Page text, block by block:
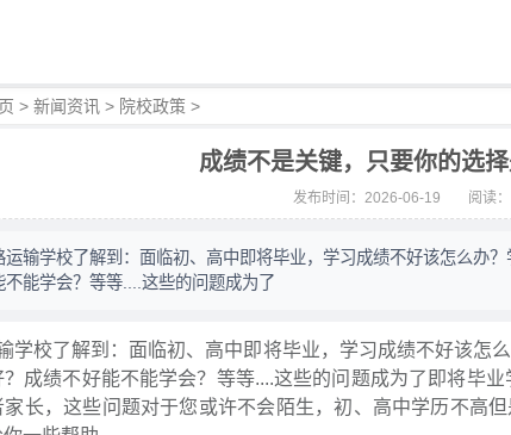
> 新闻资讯 > 院校政策 >
成绩不是关键，只要你的选
发布时间：2026-06-19 阅读：
运输学校了解到：面临初、高中即将毕业，学习成绩不好该怎么办
不能学会？等等....这些的问题成为了
学校了解到：面临初、高中即将毕业，学习成绩不好该怎
成绩不好能不能学会？等等....这些的问题成为了即将毕
家长，这些问题对于您或许不会陌生，初、高中学历不高